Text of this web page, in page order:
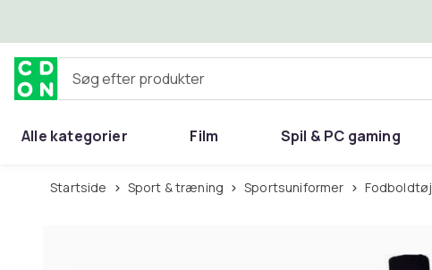
Søg efter produkter
Alle kategorier Film Spil & PC gaming
Hjem & have
Startside Sport & træning Sportsuniformer Fodboldtøj